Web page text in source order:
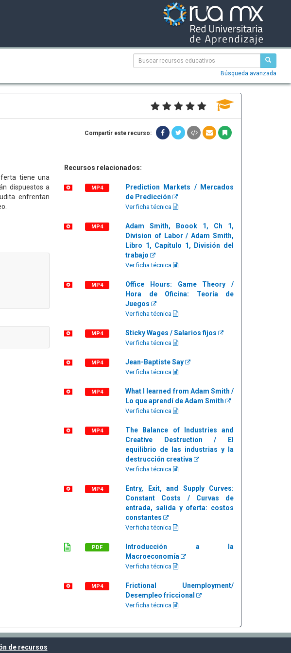
Búsqueda avanzada
Compartir este recurso:
tiene una
dispuestos a
enfrentan
Recursos relacionados:
MP4
Prediction Markets / Mercados
de Predicción
Ver ficha técnica
MP4
Adam Smith, Boook 1, Ch 1,
Division of Labor / Adam Smith,
Libro 1, Capítulo 1, División del
trabajo
Ver ficha técnica
MP4
Office Hours: Game Theory /
Hora de Oficina: Teoría de
Juegos
Ver ficha técnica
MP4 Sticky Wages / Salarios fijos
Ver ficha técnica
MP4 Jean-Baptiste Say
Ver ficha técnica
MP4
What I learned from Adam Smith /
Lo que aprendí de Adam Smith
Ver ficha técnica
MP4
The Balance of Industries and
Creative Destruction / El
equilibrio de las industrias y la
destrucción creativa
Ver ficha técnica
MP4
Entry, Exit, and Supply Curves:
Constant Costs / Curvas de
entrada, salida y oferta: costos
constantes
Ver ficha técnica
PDF
Introducción a la
Macroeconomía
Ver ficha técnica
MP4
Frictional Unemployment/
Desempleo friccional
Ver ficha técnica
de recursos